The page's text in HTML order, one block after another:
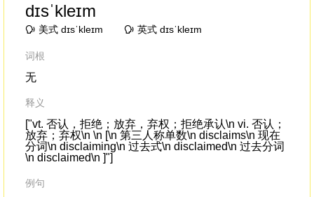
dɪsˈkleɪm
美式 dɪsˈkleɪm 英式 dɪsˈkleɪm
词根
无
释义
["vt. 否认，拒绝；放弃，弃权；拒绝承认\n vi. 否认；
放弃；弃权\n \n [\n 第三人称单数\n disclaims\n 现在
分词\n disclaiming\n 过去式\n disclaimed\n 过去分词
\n disclaimed\n ]"]
例句